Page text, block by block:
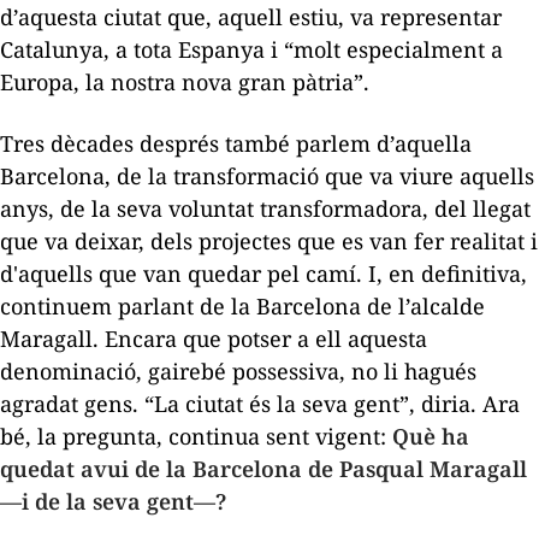
d’aquesta ciutat que, aquell estiu, va representar
Catalunya, a tota Espanya i “molt especialment a
Europa, la nostra nova gran pàtria”.
Tres dècades després també parlem d’aquella
Barcelona, de la transformació que va viure aquells
anys, de la seva voluntat transformadora, del llegat
que va deixar, dels projectes que es van fer realitat i
d'aquells que van quedar pel camí. I, en definitiva,
continuem parlant de la Barcelona de l’alcalde
Maragall. Encara que potser a ell aquesta
denominació, gairebé possessiva, no li hagués
agradat gens. “La ciutat és la seva gent”, diria. Ara
bé, la pregunta, continua sent vigent: Què ha
quedat avui de la Barcelona de Pasqual Maragall
—i de la seva gent—?